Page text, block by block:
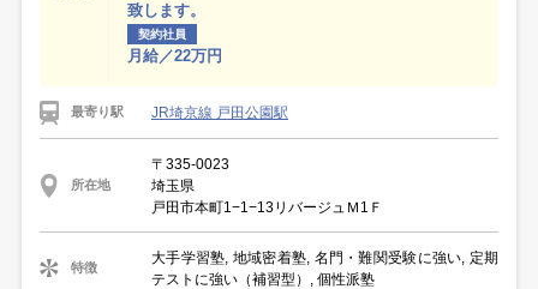
致します。
契約社員
月給／22万円
最寄り駅 JR埼京線 戸田公園駅
所在地
〒335-0023
埼玉県
戸田市本町1−1−13リバージュＭ1Ｆ
特徴
大手学習塾, 地域密着塾, 名門・難関受験に強い, 定期
テストに強い（補習型）, 個性派塾